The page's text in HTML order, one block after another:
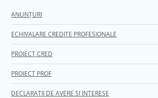
ANUNȚURI
ECHIVALARE CREDITE PROFESIONALE
PROIECT CRED
PROIECT PROF
DECLARATII DE AVERE SI INTERESE